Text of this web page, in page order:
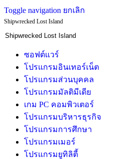
Toggle navigation ยกเลิก
Shipwrecked Lost Island
ซอฟต์แวร์
โปรแกรมอินเทอร์เน็ต
โปรแกรมส่วนบุคคล
โปรแกรมมัลติมีเดีย
เกม PC คอมพิวเตอร์
โปรแกรมบริหารธุรกิจ
โปรแกรมการศึกษา
โปรแกรมเมอร์
โปรแกรมยูทิลิตี้